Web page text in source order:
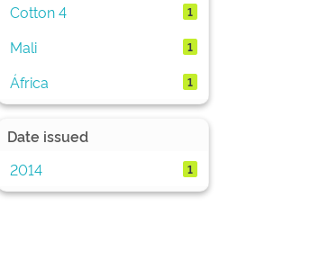
Cotton 4 1
Mali 1
África 1
Date issued
2014
1